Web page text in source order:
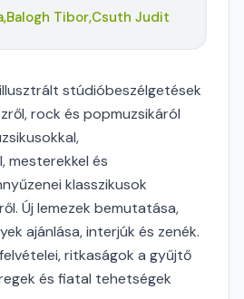
Balogh Tibor,Csuth Judit
stúdióbeszélgetések
rock és popmuzsikáról
mesterekkel és
klasszikusok
Új lemezek bemutatása,
ajánlása, interjúk és zenék.
ritkaságok a gyűjtő
és fiatal tehetségek